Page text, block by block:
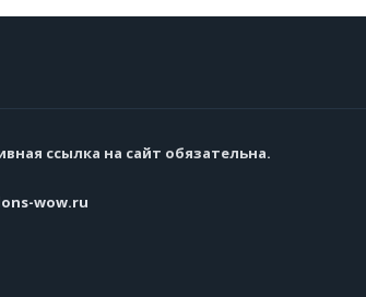
ссылка на сайт обязательна.
wow.ru